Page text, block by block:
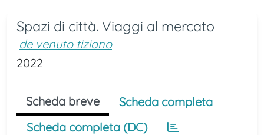
Spazi di città. Viaggi al mercato
de venuto tiziano
2022
Scheda breve
Scheda completa
Scheda completa (DC)